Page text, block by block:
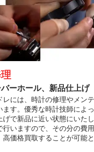
ーホール、新品仕上げ
レには、時計の修理やメン
ます。優秀な時計技師によ
げで新品に近い状態にいた
行いますので、その分の費
高価格買取することが可能